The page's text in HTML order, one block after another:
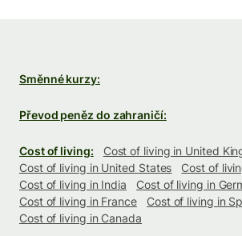
Směnné kurzy:
Převod peněz do zahraničí:
Cost of living:
Cost of living in United
Cost of living in United States
Cost of
Cost of living in India
Cost of living in
Cost of living in France
Cost of living in
Cost of living in Canada